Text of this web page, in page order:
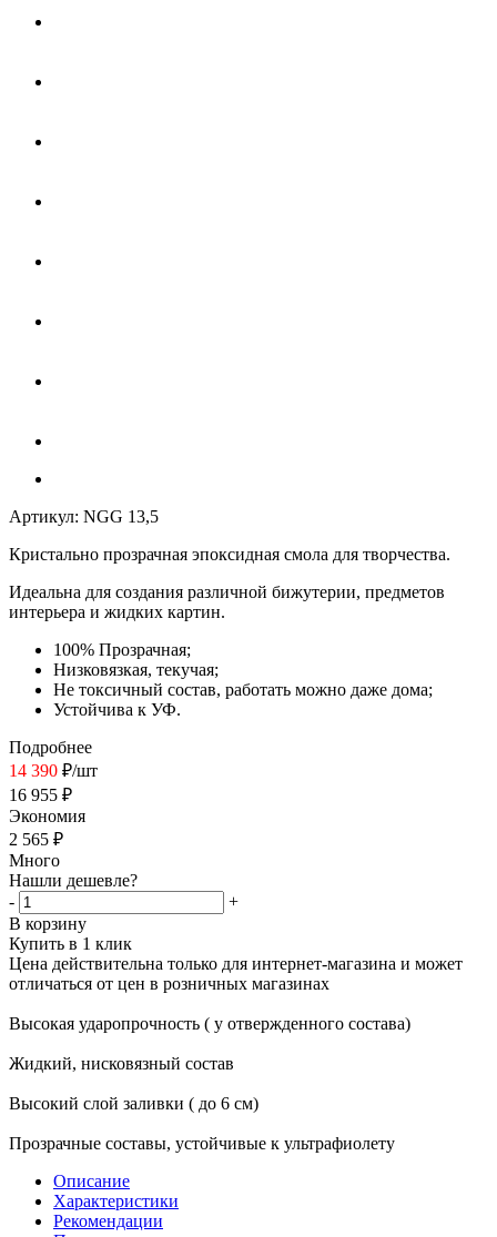
Артикул: NGG 13,5
Кристально прозрачная эпоксидная смола для творчества.
Идеальна для создания различной бижутерии, предметов
интерьера и жидких картин.
100% Прозрачная;
Низковязкая, текучая;
Не токсичный состав, работать можно даже дома;
Устойчива к УФ.
Подробнее
14 390 ₽/шт
16 955 ₽
Экономия
2 565 ₽
Много
Нашли дешевле?
-
+
В корзину
Купить в 1 клик
Цена действительна только для интернет-магазина и может
отличаться от цен в розничных магазинах
Высокая ударопрочность ( у отвержденного состава)
Жидкий, нисковязный состав
Высокий слой заливки ( до 6 см)
Прозрачные составы, устойчивые к ультрафиолету
Описание
Характеристики
Рекомендации